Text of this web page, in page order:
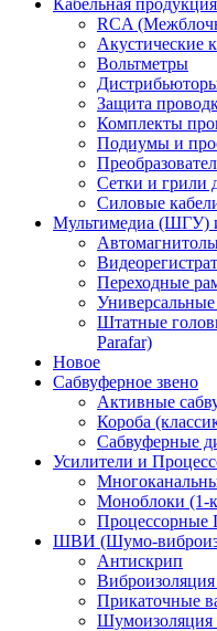
Кабельная
RCA
Акустические
Вольтметры
Защита
Комплекты
Подиумы и
Сетки и грили
Силовые
Мультимедиа (ШГУ)
Переходные
Штатные
Parafar)
Новое
Сабвуферное звено
Активные
Короба
Сабвуферные
Усилители и
Моноблоки (1-
Процессорные
ШВИ (Шумо-
Антискрип
Прикаточные
Шумоизоляция